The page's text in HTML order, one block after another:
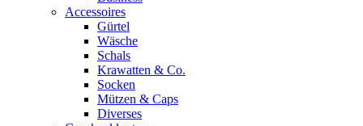
Accessoires
Gürtel
Wäsche
Schals
Krawatten & Co.
Socken
Mützen & Caps
Diverses